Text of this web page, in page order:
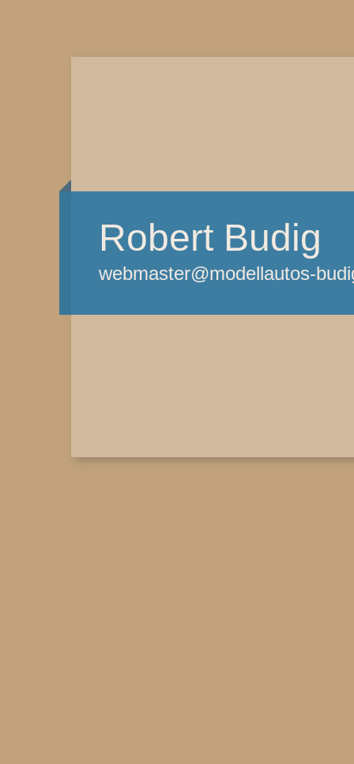
Robert Budig
webmaster@modellautos-